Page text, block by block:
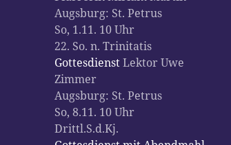
Augsburg: St. Petrus
So, 1.11. 10 Uhr
22. So. n. Trinitatis
GottesdienstLektor Uwe
Zimmer
Augsburg: St. Petrus
So, 8.11. 10 Uhr
Drittl.S.d.Kj.